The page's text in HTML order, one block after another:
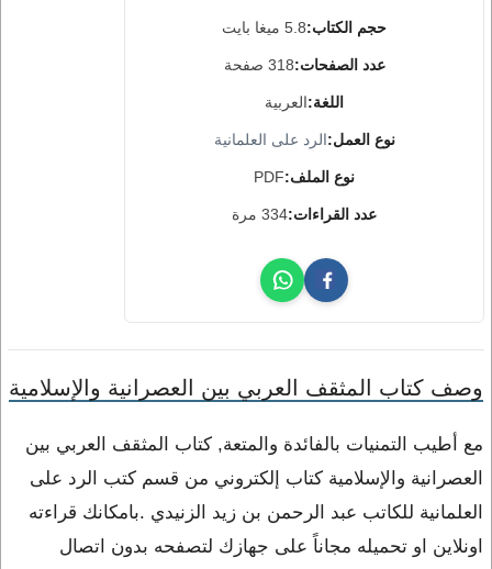
حجم الكتاب:5.8 ميغا بايت
عدد الصفحات:318 صفحة
اللغة:العربية
نوع العمل:الرد على العلمانية
نوع الملف:PDF
عدد القراءات:334 مرة
وصف كتاب المثقف العربي بين العصرانية والإسلامية
مع أطيب التمنيات بالفائدة والمتعة, كتاب المثقف العربي بين
العصرانية والإسلامية كتاب إلكتروني من قسم كتب الرد على
العلمانية للكاتب عبد الرحمن بن زيد الزنيدي .بامكانك قراءته
اونلاين او تحميله مجاناً على جهازك لتصفحه بدون اتصال